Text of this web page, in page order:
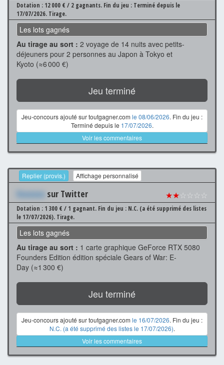
Dotation : 12 000 € / 2 gagnants. Fin du jeu : Terminé depuis le
17/07/2026. Tirage.
Les lots gagnés
Au tirage au sort : 2 voyage de 14 nuits avec petits-
déjeuners pour 2 personnes au Japon à Tokyo et
Kyoto (≈6 000 €)
Jeu terminé
Jeu-concours ajouté sur toutgagner.com le 08/06/2026. Fin du jeu :
Terminé depuis le 17/07/2026.
Voir les commentaires
Replier (provis.) Affichage personnalisé
Xxxxxxx sur Twitter ★★☆☆☆☆
Dotation : 1 300 € / 1 gagnant. Fin du jeu : N.C. (a été supprimé des listes
le 17/07/2026). Tirage.
Les lots gagnés
Au tirage au sort : 1 carte graphique GeForce RTX 5080
Founders Edition édition spéciale Gears of War: E-
Day (≈1 300 €)
Jeu terminé
Jeu-concours ajouté sur toutgagner.com le 16/07/2026. Fin du jeu :
N.C. (a été supprimé des listes le 17/07/2026).
Voir les commentaires